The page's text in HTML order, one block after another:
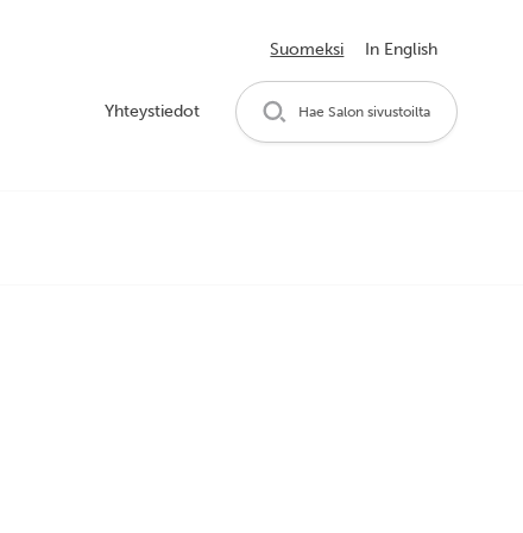
Suomeksi In English
Yhteystiedot Hae Salon sivustoilta